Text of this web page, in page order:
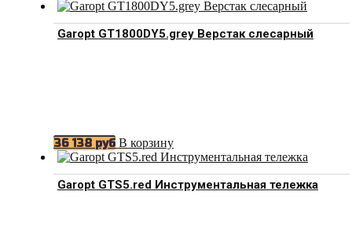
Garopt GT1800DY5.grey Верстак слесарный
36 138 руб В корзину
Garopt GTS5.red Инструментальная тележка